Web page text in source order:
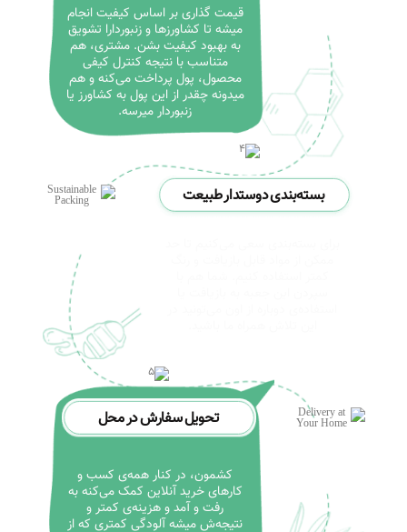
قیمت گذاری بر اساس کیفیت انجام
میشه تا کشاورزها و زنبوردارا تشویق
به بهبود کیفیت بشن. مشتری، هم
متناسب با نتیجه کنترل کیفی
محصول، پول پرداخت می‌کنه و هم
میدونه چقدر از این پول به کشاورز یا
زنبوردار میرسه.
بسته‌بندی دوستدار طبیعت
تحویل سفارش در محل
کشمون، در کنار همه‌ی کسب و
کارهای خرید آنلاین کمک می‌کنه به
رفت و آمد و هزینه‌ی کمتر و
نتیجه‌ش میشه آلودگی کمتری که از